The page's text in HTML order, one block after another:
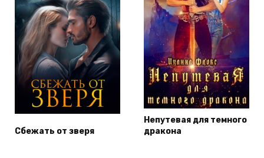
Сбежать от зверя
Непутевая для темного
дракона